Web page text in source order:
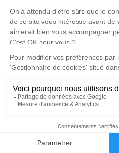
Faire-part
Un service de plantation
ici.
Cérémonie religieuse
samedi 27 novembre
Église Sainte
7 rue Locarno